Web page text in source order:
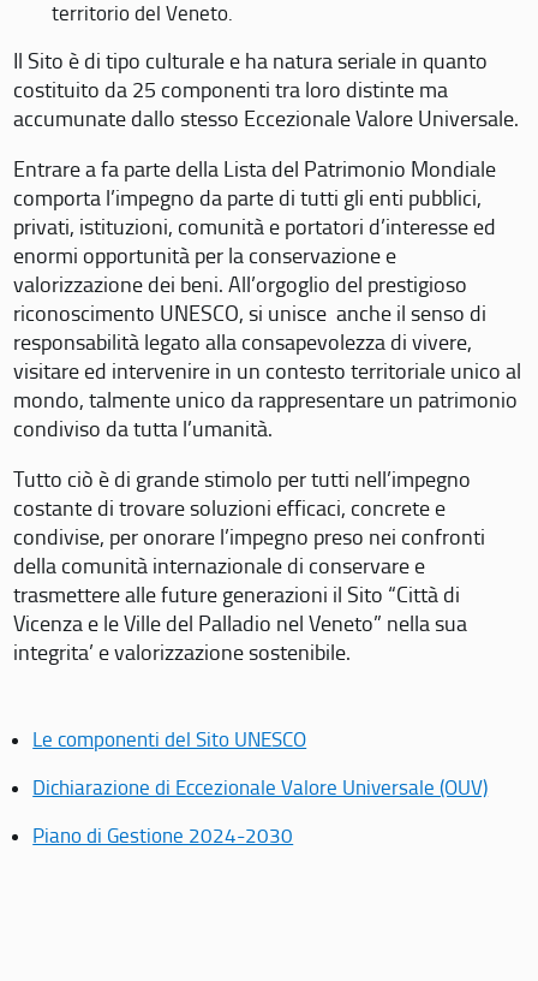
territorio del Veneto.
Il Sito è di tipo culturale e ha natura seriale in quanto
costituito da 25 componenti tra loro distinte ma
accumunate dallo stesso Eccezionale Valore Universale.
Entrare a fa parte della Lista del Patrimonio Mondiale
comporta l’impegno da parte di tutti gli enti pubblici,
privati, istituzioni, comunità e portatori d’interesse ed
enormi opportunità per la conservazione e
valorizzazione dei beni. All’orgoglio del prestigioso
riconoscimento UNESCO, si unisce anche il senso di
responsabilità legato alla consapevolezza di vivere,
visitare ed intervenire in un contesto territoriale unico al
mondo, talmente unico da rappresentare un patrimonio
condiviso da tutta l’umanità.
Tutto ciò è di grande stimolo per tutti nell’impegno
costante di trovare soluzioni efficaci, concrete e
condivise, per onorare l’impegno preso nei confronti
della comunità internazionale di conservare e
trasmettere alle future generazioni il Sito “Città di
Vicenza e le Ville del Palladio nel Veneto” nella sua
integrita’ e valorizzazione sostenibile.
Le componenti del Sito UNESCO
Dichiarazione di Eccezionale Valore Universale (OUV)
Piano di Gestione 2024-2030